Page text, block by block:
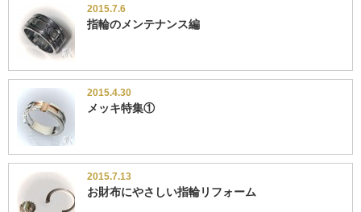
2015.7.6
指輪のメンテナンス編
2015.4.30
メッキ特集①
2015.7.13
お財布にやさしい指輪リフォーム